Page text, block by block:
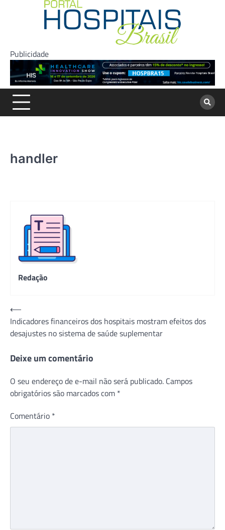
Publicidade
handler
Redação
Navegação
de
Post
⟵
Indicadores financeiros dos hospitais mostram efeitos dos
desajustes no sistema de saúde suplementar
Deixe um comentário
O seu endereço de e-mail não será publicado. Campos
obrigatórios são marcados com *
Comentário *